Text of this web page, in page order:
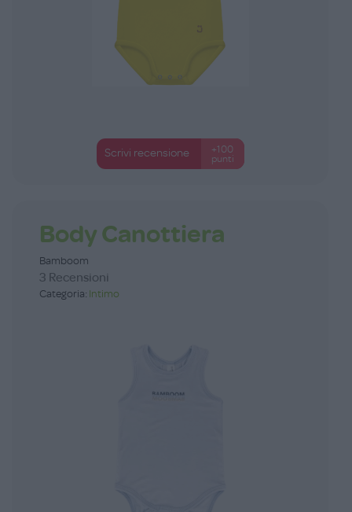
Scrivi recensione
+100
punti
Body Canottiera
Bamboom
3 Recensioni
Categoria: Intimo